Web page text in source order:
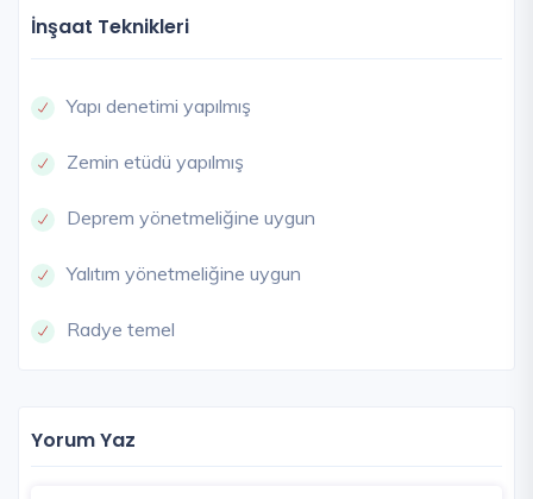
İnşaat Teknikleri
Yapı denetimi yapılmış
Zemin etüdü yapılmış
Deprem yönetmeliğine uygun
Yalıtım yönetmeliğine uygun
Radye temel
Yorum Yaz